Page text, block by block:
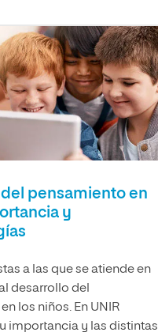
del pensamiento en
y
a las que se atiende en
desarrollo del
los niños. En UNIR
importancia y las distintas